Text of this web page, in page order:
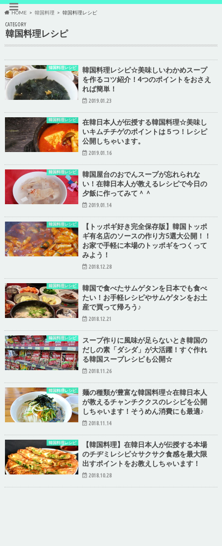
HOME 韓国料理 韓国料理レシピ
CATEGORY
韓国料理レシピ
韓国料理レシピ
韓国料理レシピ☆美味しいわかめスープ
を作るコツ紹介！4つのポイントをおさえ
れば簡単！
2019.01.23
韓国料理レシピ
在韓日本人が伝授する韓国料理☆美味し
いキムチチゲのポイントは５つ！レシピ
公開しちゃいます。
2019.01.16
韓国料理レシピ
韓国屋台のおでんスープが忘れられな
い！在韓日本人が教えるレシピで今日の
夕飯に作ってみて＾＾
2019.01.14
韓国料理レシピ
【トッポギ好き完全保存版】韓国トッポ
ギ有名店のソースの作り方5選大公開！！
お家で手軽に本場のトッポギをつくって
みよう！
2018.12.28
韓国料理レシピ
韓国で食べたサムゲタンを日本でも食べ
たい！お手軽レシピやサムゲタンをお土
産で買って帰ろう♪
2018.12.21
韓国料理レシピ
スープ作りに風味が足らないとき韓国の
だしの素「ダシダ」が大活躍！すぐ作れ
る韓国スープレシピも公開☆
2018.11.26
韓国料理レシピ
麺の種類が豊富な韓国料理☆在韓日本人
が教えるチャンチククスのレシピを公開
しちゃいます！そうめん消費にも最適♪
2018.11.14
韓国料理レシピ
【韓国料理】在韓日本人が伝授する本場
のチヂミレシピ☆サクサク食感を最大限
出すポイントをお教えしちゃいます！
2018.10.28